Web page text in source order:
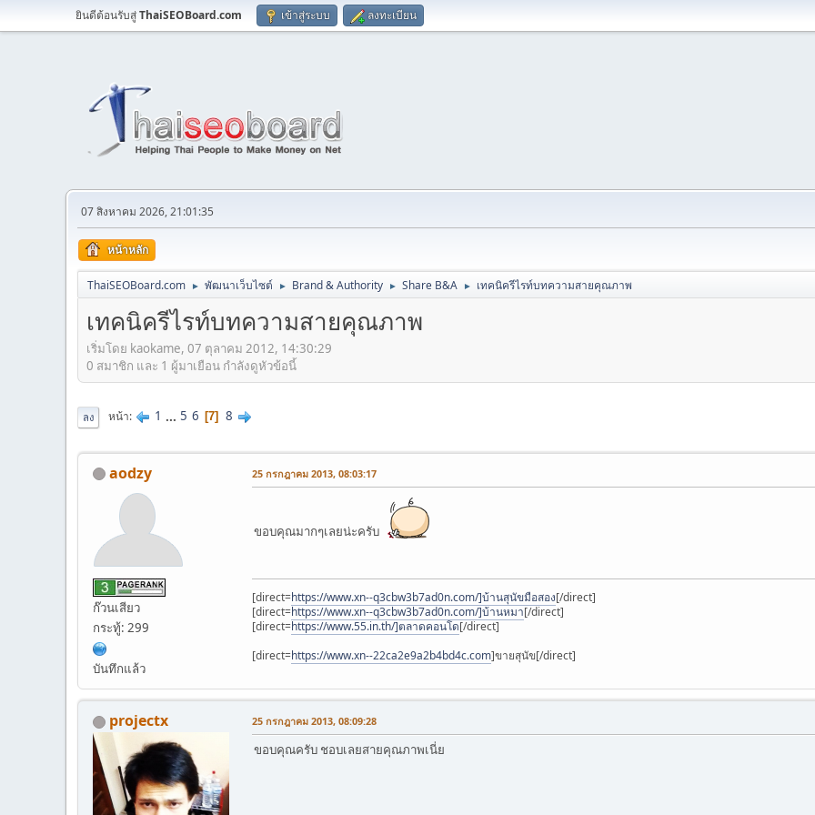
ยินดีต้อนรับสู่ThaiSEOBoard.com เข้าสู่ระบบ ลงทะเบียน
07 สิงหาคม 2026, 21:01:35
หน้าหลัก
ThaiSEOBoard.com ► พัฒนาเว็บไซต์ ► Brand & Authority ► Share B&A ► เทคนิครีไรท์บทความสายคุณภาพ
เทคนิครีไรท์บทความสายคุณภาพ
เริ่มโดย kaokame, 07 ตุลาคม 2012, 14:30:29
0 สมาชิก และ 1 ผู้มาเยือน กำลังดูหัวข้อนี้
ลง หน้า 1 ... 5 6 7 8
aodzy
ก๊วนเสียว
กระทู้: 299
บันทึกแล้ว
25 กรกฎาคม 2013, 08:03:17
ขอบคุณมากๆเลยน่ะครับ
[direct=https://www.xn--q3cbw3b7ad0n.com/]บ้านสุนัขมือสอง[/direct]
[direct=https://www.xn--q3cbw3b7ad0n.com/]บ้านหมา[/direct]
[direct=https://www.55.in.th/]ตลาดคอนโด[/direct]
[direct=https://www.xn--22ca2e9a2b4bd4c.com]ขายสุนัข[/direct]
projectx 25 กรกฎาคม 2013, 08:09:28
ขอบคุณครับ ชอบเลยสายคุณภาพเนี่ย